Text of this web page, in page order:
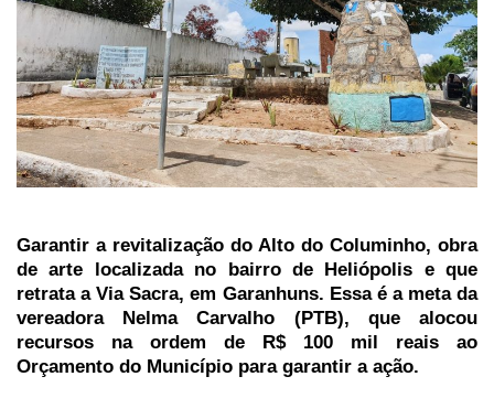
Garantir a revitalização do Alto do Columinho, obra
de arte localizada no bairro de Heliópolis e que
retrata a Via Sacra, em Garanhuns. Essa é a meta da
vereadora Nelma Carvalho (PTB), que alocou
recursos na ordem de R$ 100 mil reais ao
Orçamento do Município para garantir a ação.